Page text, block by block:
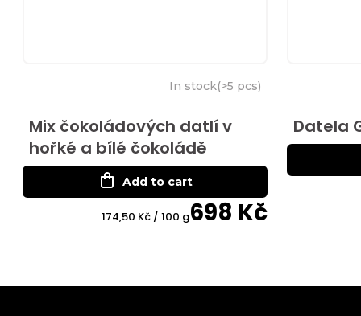
Mix čokoládových datlí v
hořké a bílé čokoládě
In stock(>5 pcs)
698 Kč
Measure
174,50 Kč / 100 g
Add to cart
Datela